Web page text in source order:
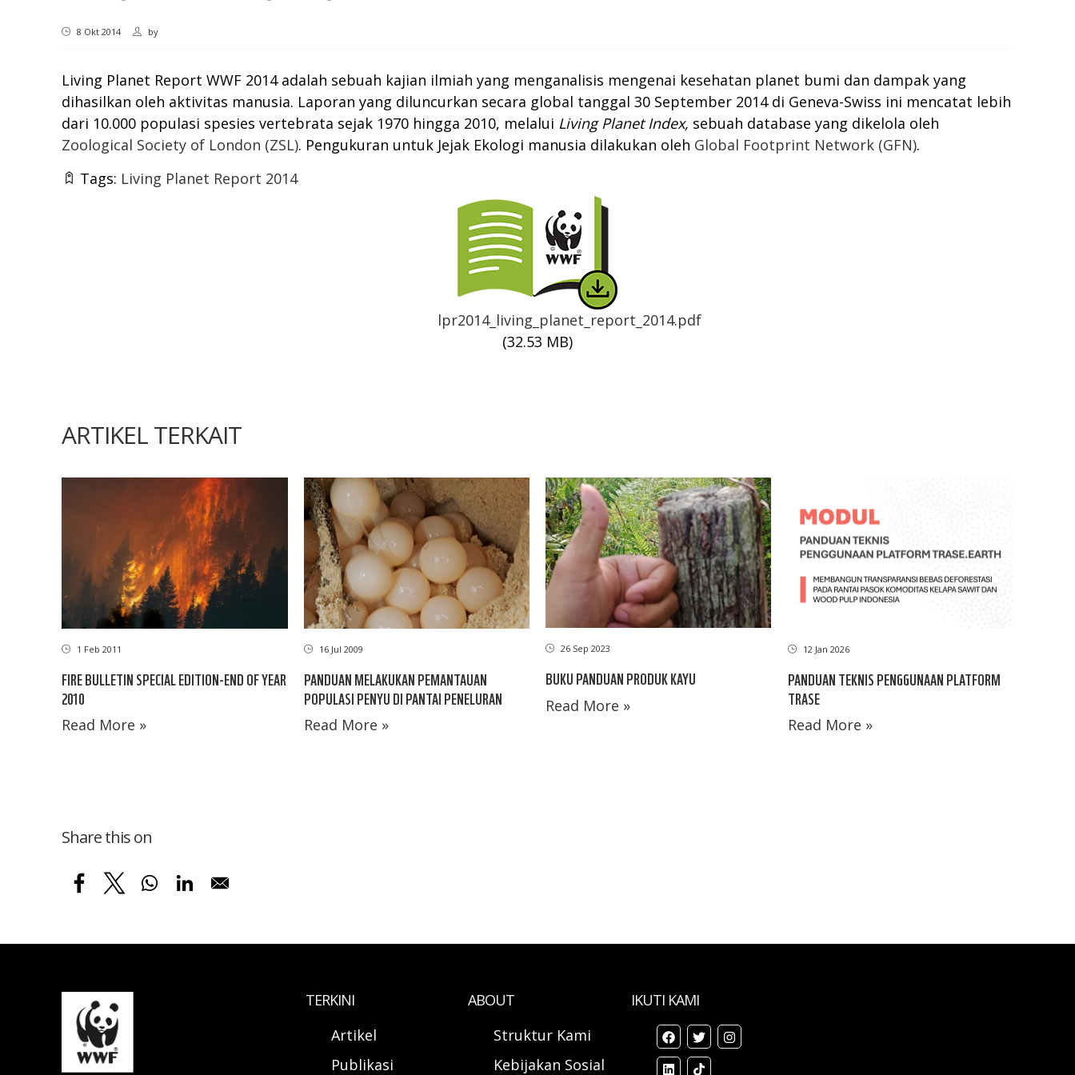
8 Okt 2014 by
Living Planet Report WWF 2014 adalah sebuah kajian ilmiah yang menganalisis mengenai kesehatan planet bumi dan dampak yang
dihasilkan oleh aktivitas manusia. Laporan yang diluncurkan secara global tanggal 30 September 2014 di Geneva-Swiss ini mencatat lebih
dari 10.000 populasi spesies vertebrata sejak 1970 hingga 2010, melalui Living Planet Index, sebuah database yang dikelola oleh
Zoological Society of London (ZSL). Pengukuran untuk Jejak Ekologi manusia dilakukan oleh Global Footprint Network (GFN).
Tags: Living Planet Report 2014
Thumbnail
lpr2014_living_planet_report_2014.pdf
(32.53 MB)
ARTIKEL TERKAIT
1 Feb 2011
FIRE BULLETIN SPECIAL EDITION-END OF YEAR
2010
Read More »
16 Jul 2009
PANDUAN MELAKUKAN PEMANTAUAN
POPULASI PENYU DI PANTAI PENELURAN
Read More »
26 Sep 2023
BUKU PANDUAN PRODUK KAYU
Read More »
12 Jan 2026
PANDUAN TEKNIS PENGGUNAAN PLATFORM
TRASE
Read More »
Share this on
TERKINI
Artikel
Publikasi
ABOUT
Struktur Kami
Kebijakan Sosial
IKUTI KAMI